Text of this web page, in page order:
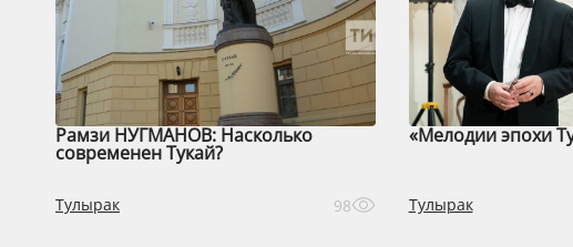
Рамзи НУГМАНОВ: Насколько
современен Тукай?
Тулырак 98
«Мелодии эпохи
Тулырак